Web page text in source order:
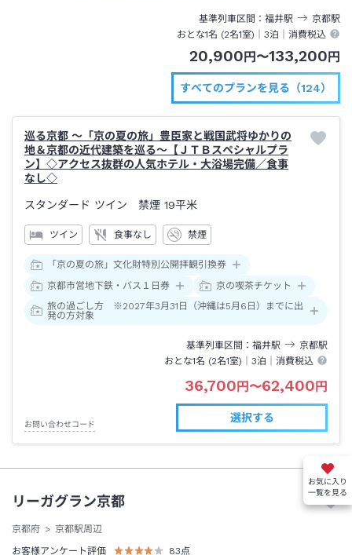
基準列車区間 福井駅 京都駅
おとな1名 (2名1室)｜ 3泊 ｜消費税込
20,900円〜133,200円
すべてのプランを見る（124）
巡る京都 ～「京の夏の旅」豊臣家と戦国武将ゆかりの
地＆京都の近代建築を巡る～【ＪＴＢスペシャルプラ
ン】◇アクセス抜群の人気ホテル・大浴場完備／食事
なし◇
スタンダード ツイン 禁煙 19平米
ツイン 食事なし 禁煙
「京の夏の旅」文化財特別公開拝観引換券
京都市営地下鉄・バス１日券
京の喫茶チケット
旅の過ごし方 ※2027年3月31日（沖縄は5月6日）までに出
発の方対象
基準列車区間 福井駅 京都駅
おとな1名 (2名1室)｜ 3泊 ｜消費税込
36,700円〜62,400円
お問い合わせコード
選択する
リーガグラン京都
京都府
京都駅周辺
お客様アンケート評価
83点
お気に入り
一覧を見る